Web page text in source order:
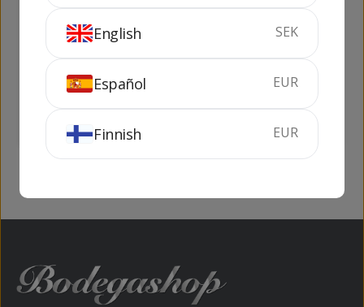
103 Etiqueta Blanca
Petaca
36%
KÖP
Cardenal Mendoza
KÖP
English SEK
Español EUR
Finnish EUR